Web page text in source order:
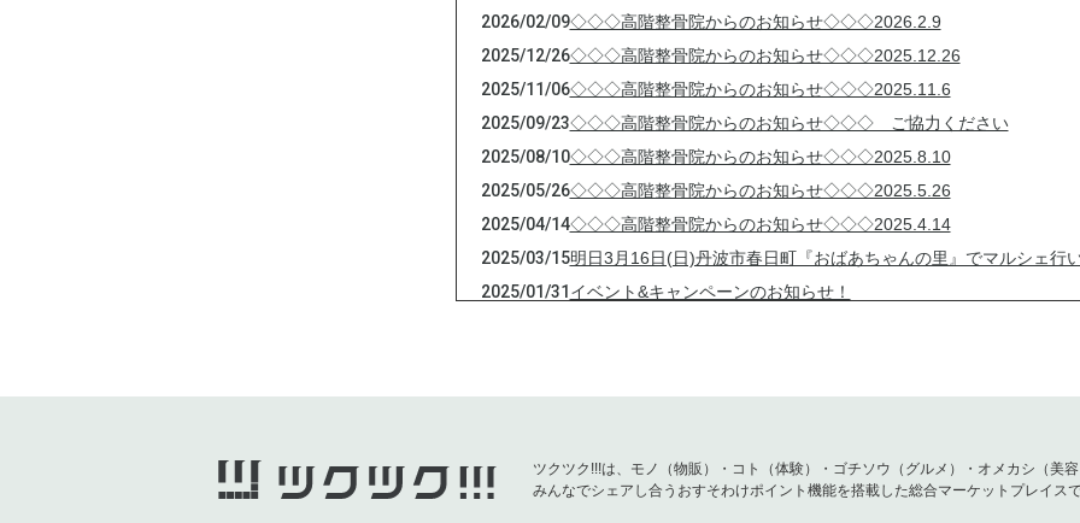
2026/02/09◇◇◇高階整骨院からのお知らせ◇◇◇2026.2.9
2025/12/26◇◇◇高階整骨院からのお知らせ◇◇◇2025.12.26
2025/11/06◇◇◇高階整骨院からのお知らせ◇◇◇2025.11.6
2025/09/23◇◇◇高階整骨院からのお知らせ◇◇◇ ご協力ください
2025/08/10◇◇◇高階整骨院からのお知らせ◇◇◇2025.8.10
2025/05/26◇◇◇高階整骨院からのお知らせ◇◇◇2025.5.26
2025/04/14◇◇◇高階整骨院からのお知らせ◇◇◇2025.4.14
2025/03/15明日3月16日(日)丹波市春日町『おばあちゃんの里』でマルシェ行
2025/01/31 イベント&キャンペーンのお知らせ！
2024/11/20◇◇◇高階整骨院からのお知らせ◇◇◇2024.11.20
2024/04/17高階整骨院からのご案内！！！「TAMBA100マイルアドベンチャ
2024/04/01▼▲▼▲ 高階整骨院からのお知らせ！ 4月1日(月) ▲▼▲▼
ツクツク!!!は、モノ（物販）・コト（体験）・ゴチソウ（グルメ）・オメカシ（美
みんなでシェアし合うおすそわけポイント機能を搭載した総合マーケットプレイス